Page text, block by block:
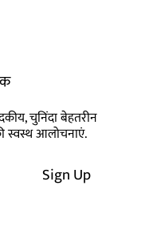
चुनिंदा बेहतरीन
स्वस्थ आलोचनाएं.
Sign Up